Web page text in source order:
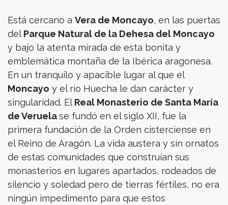
Está cercano a Vera de Moncayo, en las puertas
del Parque Natural de la Dehesa del Moncayo
y bajo la atenta mirada de esta bonita y
emblemática montaña de la Ibérica aragonesa.
En un tranquilo y apacible lugar al que el
Moncayo y el río Huecha le dan carácter y
singularidad. El Real Monasterio de Santa María
de Veruelase fundó en el siglo XII, fue la
primera fundación de la Orden cisterciense en
el Reino de Aragón. La vida austera y sin ornatos
de estas comunidades que construían sus
monasterios en lugares apartados, rodeados de
silencio y soledad pero de tierras fértiles, no era
ningún impedimento para que estos